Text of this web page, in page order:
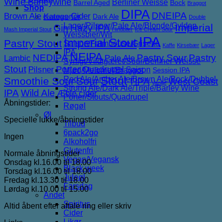
Shop
Kategorier
Lager/Pilsner/Pale Ale/Blonde/Gylden
Weissbier/Wit
Saison/Farmhouse/Grisette
IPA
Syrligt/Vildtgæret/Sour/Berliner Weisse
Mjød/Melomel/Braggot
Red Ale/Amber Ale/Brown Ale/Bock/Dubbel
Strong Ale/Dark Ale/Triple/Barley Wine
Porter/Stouts/Quadrupel
Røgøl
Øl
Tilbud
6pack2go
Alkoholfri
Glutenfri
Vegan/Vegansk
Black week
Juleøl
Farsdag
Andet
Spiritus
Cider
Barleywine Barrel Aged Berliner Weisse Bock Braggot
Brown Ale Chokolade Cider Dark Ale DIPA DNEIPA Double
Mash Imperial Stout GinHazy IPA Hindbær Ice Cream Sour Imperial
Pastry StoutImperial StoutIPA Kaffe Kirsebær Lager
Lambic NEDIPANEIPA Pale Ale Pastry SourPastry
Stout Pilsner Porter Quadrupel Saison Session IPA
Smoothie SourSourStoutTIPA Vanilje West Coast
IPA Wild Ale Æble cider
Åbningstider:
Specielle lukke/åbningstider
Ingen
Normale åbningstider
Onsdag kl.16.00 til 18.00
Torsdag kl.16.00 til 18.00
Fredag kl.13.30 til 18.00
Lørdag kl.10.00 til 15.00
Altid åbent efter aftale ring eller skriv